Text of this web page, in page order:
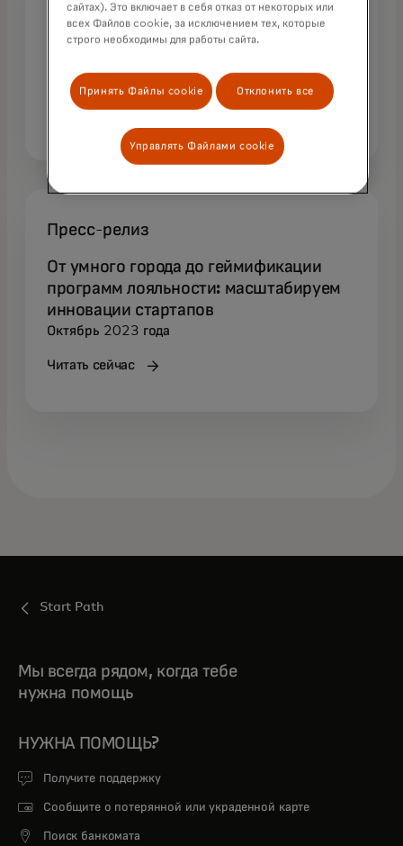
Поддержка основателей финтех-
стартапов для стимулирования
Ноябрь 2023 года
Читать сейчас
Пресс-релиз
От умного города до геймификации
программ лояльности: масштабируем
инновации стартапов
Октябрь 2023 года
Читать сейчас
Start Path
Мы всегда рядом, когда тебе
нужна помощь
НУЖНА ПОМОЩЬ?
Получите поддержку
Сообщите о потерянной или украденной карте
Поиск банкомата
сайтах). Это включает в себя отказ от некоторых или
всех Файлов cookie, за исключением тех, которые
строго необходимы для работы сайта.
Принять Файлы cookie Отклонить все
Управлять Файлами cookie